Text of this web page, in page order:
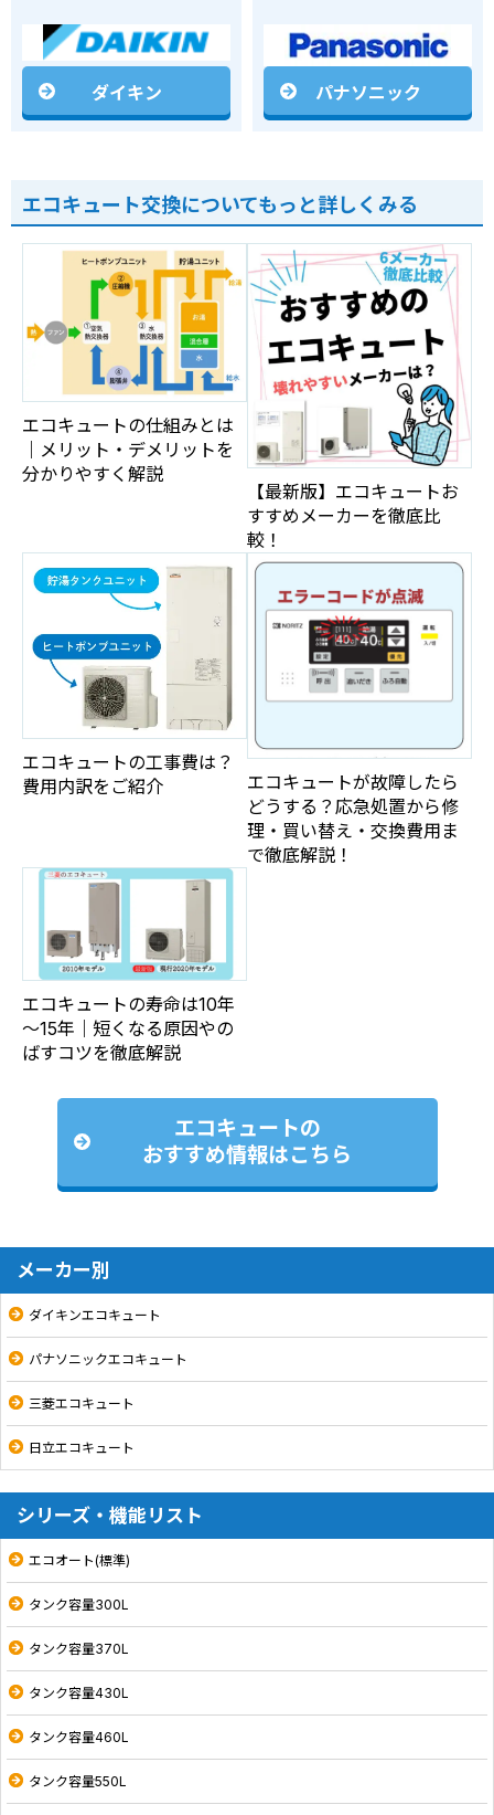
ダイキン パナソニック
エコキュート交換についてもっと詳しくみる
エコキュートの仕組みとは
｜メリット・デメリットを
分かりやすく解説
【最新版】エコキュートお
すすめメーカーを徹底比
較！
エコキュートの工事費は？
費用内訳をご紹介
エコキュートが故障したら
どうする？応急処置から修
理・買い替え・交換費用ま
で徹底解説！
エコキュートの寿命は10年
～15年｜短くなる原因やの
ばすコツを徹底解説
エコキュートの
おすすめ情報はこちら
メーカー別
ダイキンエコキュート
パナソニックエコキュート
三菱エコキュート
日立エコキュート
シリーズ・機能リスト
エコオート(標準)
タンク容量300L
タンク容量370L
タンク容量430L
タンク容量460L
タンク容量550L